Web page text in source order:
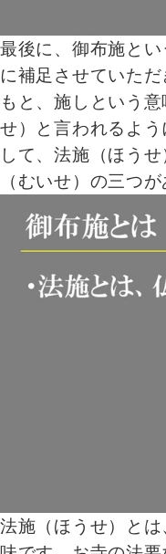
最後に、御布施と
に補足させていた
もと、施しという
せ）と言われるよ
して、法施（ほう
（むいせ）の三つが
法施（ほうせ）と